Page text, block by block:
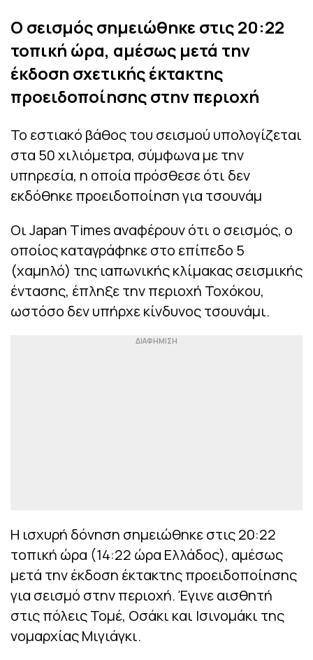
Ο σεισμός σημειώθηκε στις 20:22
τοπική ώρα, αμέσως μετά την
έκδοση σχετικής έκτακτης
προειδοποίησης στην περιοχή
Το εστιακό βάθος του σεισμού υπολογίζεται
στα 50 χιλιόμετρα, σύμφωνα με την
υπηρεσία, η οποία πρόσθεσε ότι δεν
εκδόθηκε προειδοποίηση για τσουνάμ
Οι Japan Times αναφέρουν ότι ο σεισμός, ο
οποίος καταγράφηκε στο επίπεδο 5
(χαμηλό) της ιαπωνικής κλίμακας σεισμικής
έντασης, έπληξε την περιοχή Τοχόκου,
ωστόσο δεν υπήρχε κίνδυνος τσουνάμι.
Η ισχυρή δόνηση σημειώθηκε στις 20:22
τοπική ώρα (14:22 ώρα Ελλάδος), αμέσως
μετά την έκδοση έκτακτης προειδοποίησης
για σεισμό στην περιοχή. Έγινε αισθητή
στις πόλεις Τομέ, Οσάκι και Ισινομάκι της
νομαρχίας Μιγιάγκι.